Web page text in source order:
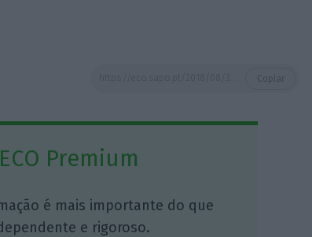
Premium
é mais importante do que
e rigoroso.